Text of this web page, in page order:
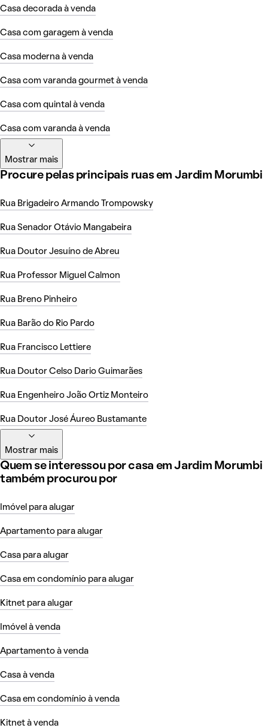
Casa decorada à venda
Casa com garagem à venda
Casa moderna à venda
Casa com varanda gourmet à venda
Casa com quintal à venda
Casa com varanda à venda
Mostrar mais
Procure pelas principais ruas em Jardim Morumbi
Rua Brigadeiro Armando Trompowsky
Rua Senador Otávio Mangabeira
Rua Doutor Jesuíno de Abreu
Rua Professor Miguel Calmon
Rua Breno Pinheiro
Rua Barão do Rio Pardo
Rua Francisco Lettiere
Rua Doutor Celso Dario Guimarães
Rua Engenheiro João Ortiz Monteiro
Rua Doutor José Áureo Bustamante
Mostrar mais
Quem se interessou por casa em Jardim Morumbi
também procurou por
Imóvel para alugar
Apartamento para alugar
Casa para alugar
Casa em condomínio para alugar
Kitnet para alugar
Imóvel à venda
Apartamento à venda
Casa à venda
Casa em condomínio à venda
Kitnet à venda